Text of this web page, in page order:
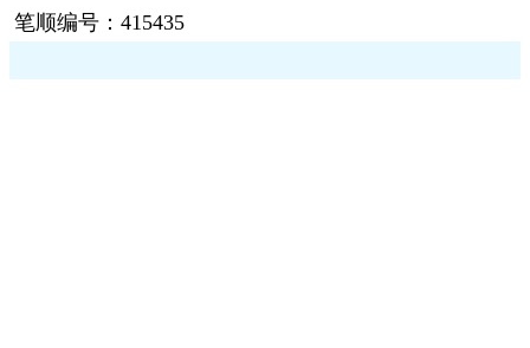
笔顺编号：415435